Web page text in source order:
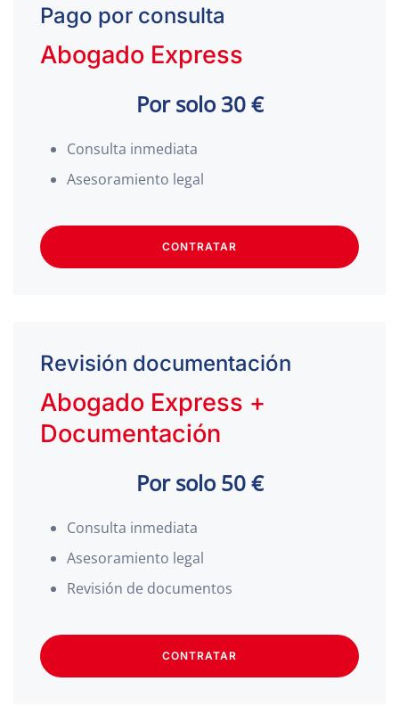
Pago por consulta
Abogado Express
Por solo 30 €
Consulta inmediata
Asesoramiento legal
CONTRATAR
Revisión documentación
Abogado Express +
Documentación
Por solo 50 €
Consulta inmediata
Asesoramiento legal
Revisión de documentos
CONTRATAR